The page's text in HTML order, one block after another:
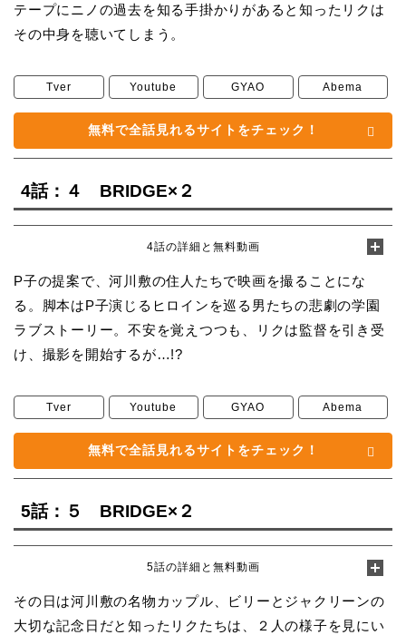
テープにニノの過去を知る手掛かりがあると知ったリクは
その中身を聴いてしまう。
Tver Youtube GYAO Abema
無料で全話見れるサイトをチェック！
4話：４ BRIDGE×２
4話の詳細と無料動画
P子の提案で、河川敷の住人たちで映画を撮ることにな
る。脚本はP子演じるヒロインを巡る男たちの悲劇の学園
ラブストーリー。不安を覚えつつも、リクは監督を引き受
け、撮影を開始するが…!?
Tver Youtube GYAO Abema
無料で全話見れるサイトをチェック！
5話：５ BRIDGE×２
5話の詳細と無料動画
その日は河川敷の名物カップル、ビリーとジャクリーンの
大切な記念日だと知ったリクたちは、２人の様子を見にい